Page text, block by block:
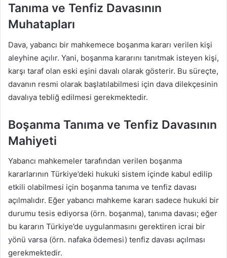
Tanıma ve Tenfiz Davasının
Muhatapları
Dava, yabancı bir mahkemece boşanma kararı verilen kişi
aleyhine açılır. Yani, boşanma kararını tanıtmak isteyen kişi,
karşı taraf olan eski eşini davalı olarak gösterir. Bu süreçte,
davanın resmi olarak başlatılabilmesi için dava dilekçesinin
davalıya tebliğ edilmesi gerekmektedir.
Boşanma Tanıma ve Tenfiz Davasının
Mahiyeti
Yabancı mahkemeler tarafından verilen boşanma
kararlarının Türkiye’deki hukuki sistem içinde kabul edilip
etkili olabilmesi için boşanma tanıma ve tenfiz davası
açılmalıdır. Eğer yabancı mahkeme kararı sadece hukuki bir
durumu tesis ediyorsa (örn. boşanma), tanıma davası; eğer
bu kararın Türkiye’de uygulanmasını gerektiren icrai bir
yönü varsa (örn. nafaka ödemesi) tenfiz davası açılması
gerekmektedir.